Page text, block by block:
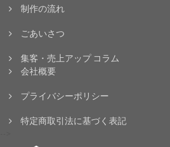
制作の流れ
ごあいさつ
集客・売上アップ コラム
会社概要
プライバシーポリシー
特定商取引法に基づく表記